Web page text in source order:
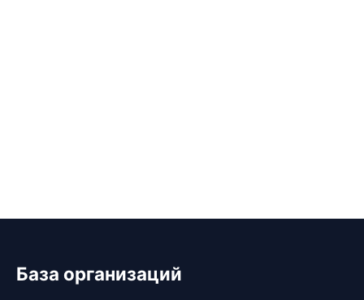
База организаций